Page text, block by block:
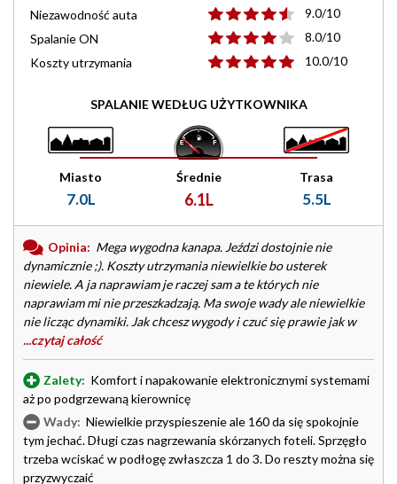
Niezawodność auta
9.0/10
Spalanie ON
8.0/10
Koszty utrzymania
10.0/10
SPALANIE WEDŁUG UŻYTKOWNIKA
Miasto
7.0L
Średnie
6.1L
Trasa
5.5L
Opinia: Mega wygodna kanapa. Jeździ dostojnie nie
dynamicznie ;). Koszty utrzymania niewielkie bo usterek
niewiele. A ja naprawiam je raczej sam a te których nie
naprawiam mi nie przeszkadzają. Ma swoje wady ale niewielkie
nie licząc dynamiki. Jak chcesz wygody i czuć się prawie jak w
...czytaj całość
Zalety: Komfort i napakowanie elektronicznymi systemami
aż po podgrzewaną kierownicę
Wady: Niewielkie przyspieszenie ale 160 da się spokojnie
tym jechać. Długi czas nagrzewania skórzanych foteli. Sprzęgło
trzeba wciskać w podłogę zwłaszcza 1 do 3. Do reszty można się
przyzwyczaić